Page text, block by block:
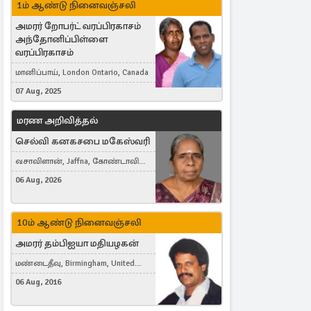
1ம் ஆண்டு நினைவஞ்சலி
அமரர் றோபர்ட் வரப்பிரகாசம்
அந்தோனிப்பிள்ளை
வரப்பிரகாசம்
மானிப்பாய், London Ontario, Canada
07 Aug, 2025
மரண அறிவித்தல்
செல்வி கனகசபை மகேஸ்வரி
வசாவிளான், Jaffna, கோண்டாவில்
கிழக்கு
06 Aug, 2026
10ம் ஆண்டு நினைவஞ்சலி
அமரர் தம்பிஐயா மதியழகன்
மண்டைதீவு, Birmingham, United
Kingdom
06 Aug, 2016